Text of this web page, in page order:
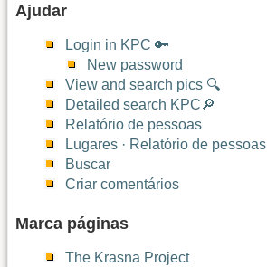
Ajudar
Login in KPC 🔑
New password
View and search pics 🔍
Detailed search KPC🔎
Relatório de pessoas
Lugares · Relatório de pessoas
Buscar
Criar comentários
Marca páginas
The Krasna Project